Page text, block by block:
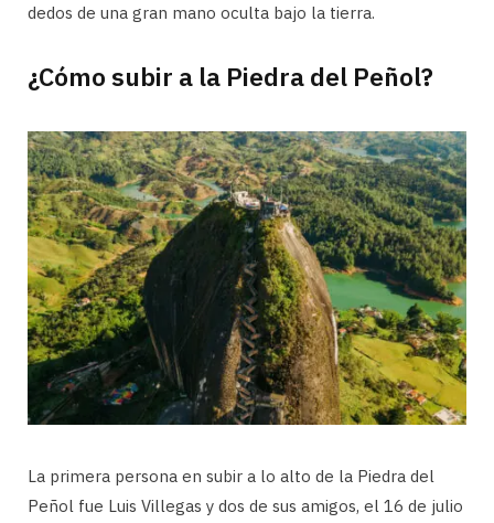
dedos de una gran mano oculta bajo la tierra.
¿Cómo subir a la Piedra del Peñol?
La primera persona en subir a lo alto de la Piedra del
Peñol fue Luis Villegas y dos de sus amigos, el 16 de julio